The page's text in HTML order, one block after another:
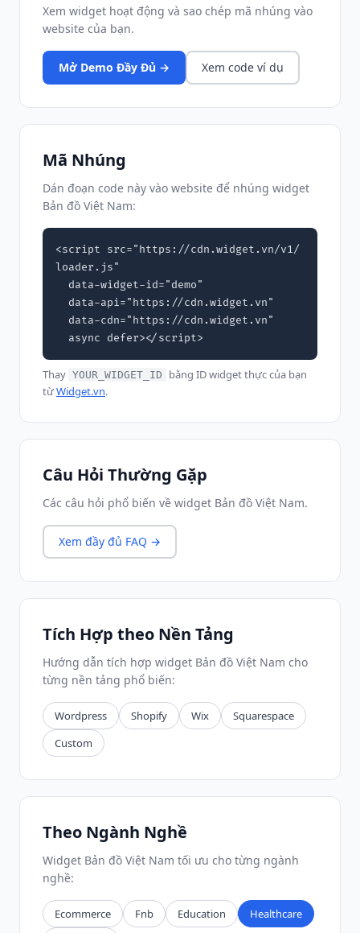
Xem widget hoạt động và sao chép mã nhúng vào
website của bạn.
Mở Demo Đầy Đủ → Xem code ví dụ
Mã Nhúng
Dán đoạn code này vào website để nhúng widget
Bản đồ Việt Nam:
<script src="https://cdn.widget.vn/v1/
loader.js"
  async defer></script>
Thay YOUR_WIDGET_ID
bằng ID widget thực của bạn
từWidget.vn.
Câu Hỏi Thường Gặp
Các câu hỏi phổ biến về widget Bản đồ Việt Nam.
Xem đầy đủ FAQ →
Tích Hợp theo Nền Tảng
Hướng dẫn tích hợp widget Bản đồ Việt Nam cho
từng nền tảng phổ biến:
Wordpress Shopify Wix
Squarespace
Custom
Theo Ngành Nghề
Widget Bản đồ Việt Nam tối ưu cho từng ngành
nghề:
Ecommerce Fnb Education
Healthcare